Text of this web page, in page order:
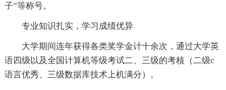
子”等称号。
专业知识扎实，学习成绩优异
大学期间连年获得各类奖学金计十余次，通过大学英
语四级以及全国计算机等级考试二、三级的考核（二级c
语言优秀、三级数据库技术上机满分）。